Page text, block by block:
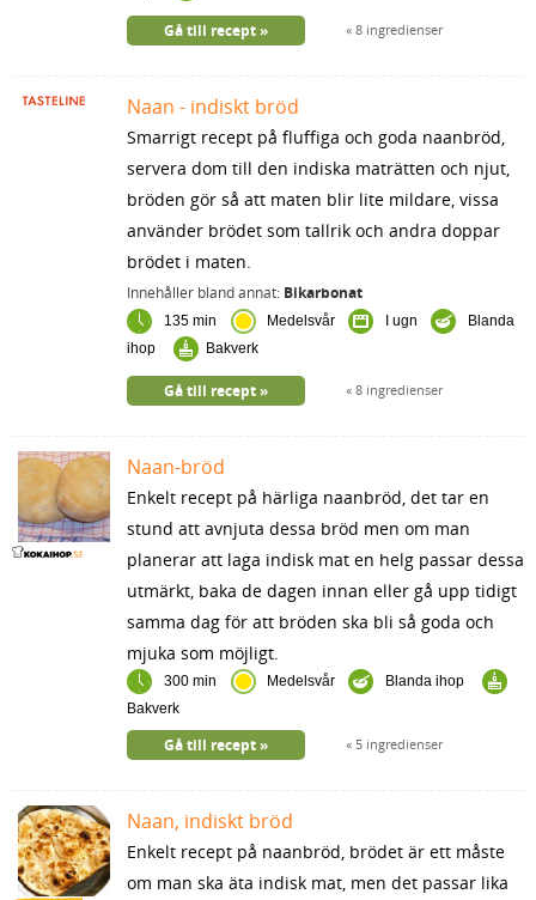
8 ingredienser
Gå till recept
Naan - indiskt bröd
Smarrigt recept på fluffiga och goda naanbröd,
servera dom till den indiska maträtten och njut,
bröden gör så att maten blir lite mildare, vissa
använder brödet som tallrik och andra doppar
brödet i maten.
Innehåller bland annat: Bikarbonat
135 min Medelsvår I ugn
Blanda
ihop
Bakverk
8 ingredienser
Gå till recept
Naan-bröd
Enkelt recept på härliga naanbröd, det tar en
stund att avnjuta dessa bröd men om man
planerar att laga indisk mat en helg passar dessa
utmärkt, baka de dagen innan eller gå upp tidigt
samma dag för att bröden ska bli så goda och
mjuka som möjligt.
300 min Medelsvår
Blanda ihop
Bakverk
5 ingredienser
Gå till recept
Naan, indiskt bröd
Enkelt recept på naanbröd, brödet är ett måste
om man ska äta indisk mat, men det passar lika